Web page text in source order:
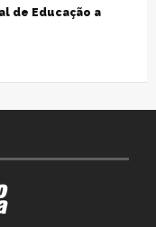
de Educação a